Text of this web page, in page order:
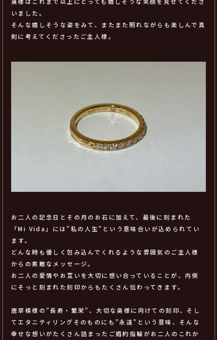
いました。
そんな嬉しそうな姿をみて、またまた照れながらも楽しんで真
剣に考えてくださったご主人様。
お二人の記念日とその月のお石に加えて、最後に刻まれた
「Mi Vida」には”私の人生”という意味合いが込められてい
ます。
どんな時も優しく包み込んでくれるような雰囲気のご主人様
からの素敵なメッセージ。
お二人の愛情やお互いを大切に想い合っていることが、内側
にそっと刻まれた刻印からもたくさん伝わってきます。
唐草模様の”長寿・繁栄”、大切な奥様に向けての刻印、そし
てエタニティリングそのものにも”永遠”という意味、そんな
幸せな想いがたくさん詰まったご婚約指輪がお二人のこれか